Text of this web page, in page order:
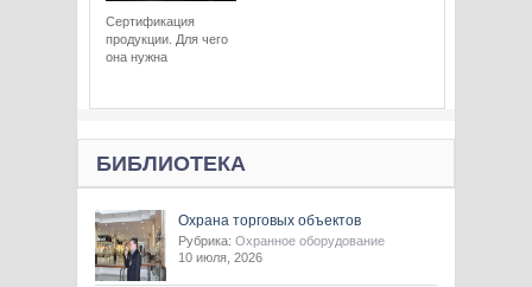
Сертификация
продукции. Для чего
она нужна
БИБЛИОТЕКА
Охрана торговых объектов
Рубрика: Охранное оборудование
10 июля, 2026